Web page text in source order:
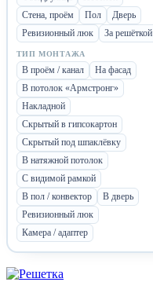
Стена, проём
Пол
Дверь
Ревизионный люк
За решёткой
ТИП МОНТАЖА
В проём / канал
На фасад
В потолок «Армстронг»
Накладной
Скрытый в гипсокартон
Скрытый под шпаклёвку
В натяжной потолок
С видимой рамкой
В пол / конвектор
В дверь
Ревизионный люк
Камера / адаптер